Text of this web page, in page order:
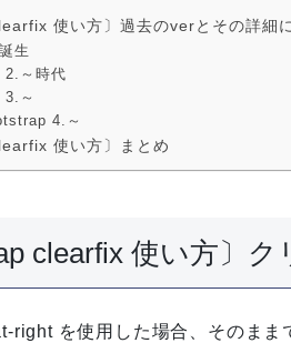
使い方〕過去のverとその詳細
生
～時代
～
4.～
使い方〕まとめ
clearfix 使い方〕
right を使用した場合、そのまま